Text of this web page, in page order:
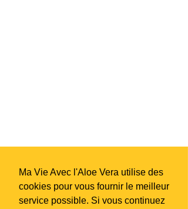
Ma Vie Avec l'Aloe Vera utilise des
cookies pour vous fournir le meilleur
service possible. Si vous continuez